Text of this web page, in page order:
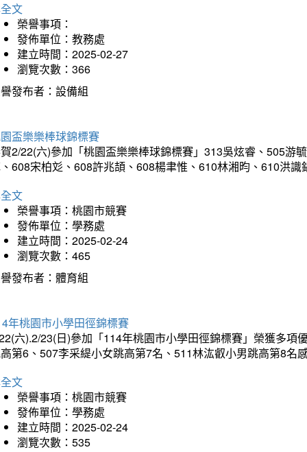
文
榮譽事項：
發佈單位：教務處
建立時間：2025-02-27
瀏覽次數：366
發布者：設備組
盃樂樂棒球錦標賽
2/22(六)參加「桃園盃樂樂棒球錦標賽」313吳炫睿、505游
608宋柏彣、608許兆頡、608楊聿惟、610林湘昀、610洪
文
榮譽事項：桃園市競賽
發佈單位：學務處
建立時間：2025-02-24
瀏覽次數：465
發布者：體育組
年桃園市小學田徑錦標賽
六).2/23(日)參加「114年桃園市小學田徑錦標賽」榮獲多
第6、507李采緹小女跳高第7名、511林汯叡小男跳高第8名
文
榮譽事項：桃園市競賽
發佈單位：學務處
建立時間：2025-02-24
瀏覽次數：535